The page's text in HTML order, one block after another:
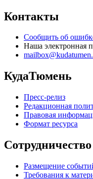
Контакты
Сообщить об
Наша электронная
КудаТюмень
Пресс-релиз
Редакционная
Правовая
Формат ресурса
Сотрудничество
Размещение
Требования к